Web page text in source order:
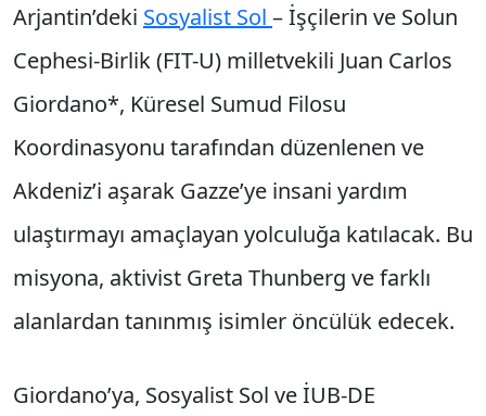
Arjantin’deki Sosyalist Sol – İşçilerin ve Solun
Cephesi-Birlik (FIT-U) milletvekili Juan Carlos
Giordano*, Küresel Sumud Filosu
Koordinasyonu tarafından düzenlenen ve
Akdeniz’i aşarak Gazze’ye insani yardım
ulaştırmayı amaçlayan yolculuğa katılacak. Bu
misyona, aktivist Greta Thunberg ve farklı
alanlardan tanınmış isimler öncülük edecek.
Giordano’ya, Sosyalist Sol ve İUB-DE